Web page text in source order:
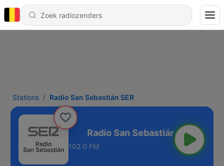
Stations Radio San Sebastián SER
SER
102.0 FM